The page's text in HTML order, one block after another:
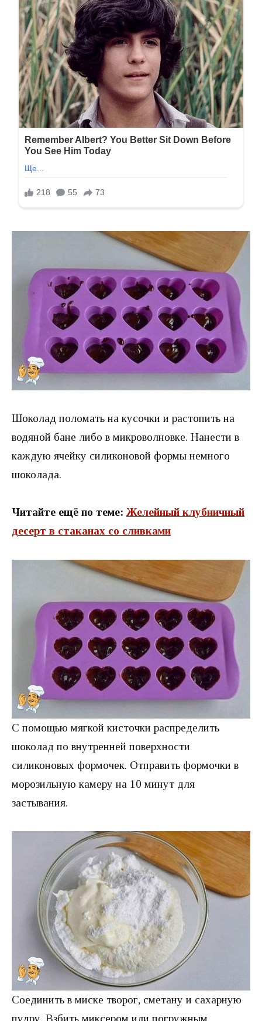
Шоколад поломать на кусочки и растопить на
водяной бане либо в микроволновке. Нанести в
каждую ячейку силиконовой формы немного
шоколада.
Читайте ещё по теме: Желейный клубничный
десерт в стаканах со сливками
С помощью мягкой кисточки распределить
шоколад по внутренней поверхности
силиконовых формочек. Отправить формочки в
морозильную камеру на 10 минут для
застывания.
Соединить в миске творог, сметану и сахарную
пудру. Взбить миксером или погружным